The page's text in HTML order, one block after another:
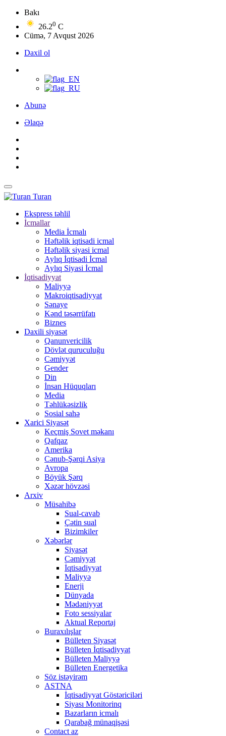
Bakı
26.20 C
Cümə, 7 Avqust 2026
Daxil ol
Abunə
Əlaqə
Turan
Ekspress təhlil
İcmallar
Media İcmalı
Həftəlik iqtisadi icmal
Həftəlik siyasi icmal
Aylıq İqtisadi İcmal
Aylıq Siyasi İcmal
İqtisadiyyat
Maliyyə
Makroiqtisadiyyat
Sənaye
Kənd təsərrüfatı
Biznes
Daxili siyasət
Qanunvericilik
Dövlət quruculuğu
Cəmiyyət
Gender
Din
İnsan Hüquqları
Media
Təhlükəsizlik
Sosial sahə
Xarici Siyasət
Keçmiş Sovet məkanı
Qafqaz
Amerika
Cənub-Şərqi Asiya
Avropa
Böyük Şərq
Xəzər hövzəsi
Arxiv
Müsahibə
Sual-cavab
Çətin sual
Bizimkiler
Xəbərlər
Siyasət
Cəmiyyət
İqtisadiyyat
Maliyyə
Enerji
Dünyada
Mədəniyyət
Foto sessiyalar
Aktual Reportaj
Buraxılışlar
Bülleten Siyasət
Bülleten İqtisadiyyat
Bülleten Maliyyə
Bülleten Energetika
Söz istəyirəm
ASTNA
İqtisadiyyat Göstəriciləri
Siyası Monitorinq
Bazarların icmalı
Qarabağ münaqişəsi
Contact az